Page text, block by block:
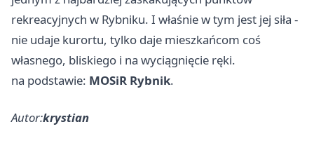
rekreacyjnych w Rybniku. I właśnie w tym jest jej siła -
nie udaje kurortu, tylko daje mieszkańcom coś
własnego, bliskiego i na wyciągnięcie ręki.
na podstawie: MOSiR Rybnik.
Autor:krystian